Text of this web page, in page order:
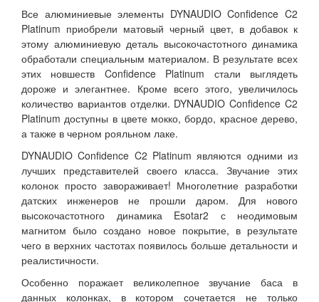
Все алюминиевые элементы DYNAUDIO Confidence C2
Platinum приобрели матовый черный цвет, в добавок к
этому алюминиевую деталь высокочастотного динамика
обработали специальным материалом. В результате всех
этих новшеств Confidence Platinum стали выглядеть
дороже и элегантнее. Кроме всего этого, увеличилось
количество вариантов отделки. DYNAUDIO Confidence C2
Platinum доступны в цвете мокко, бордо, красное дерево,
а также в черном рояльном лаке.
DYNAUDIO Confidence C2 Platinum являются одними из
лучших представителей своего класса. Звучание этих
колонок просто завораживает! Многолетние разработки
датских инженеров не прошли даром. Для нового
высокочастотного динамика Esotar2 с неодимовым
магнитом было создано новое покрытие, в результате
чего в верхних частотах появилось больше детальности и
реалистичности.
Особенно поражает великолепное звучание баса в
данных колонках, в котором сочетается не только